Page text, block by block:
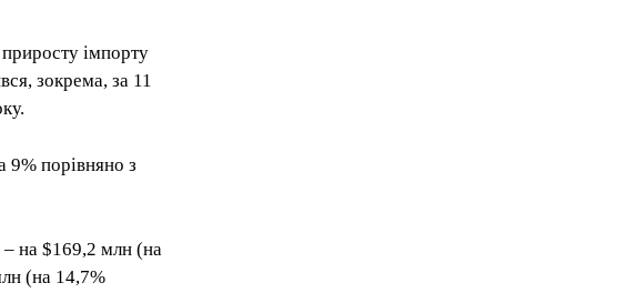
імпорту
зокрема, за 11
9% порівняно з
– на $169,2 млн (на
(на 14,7%